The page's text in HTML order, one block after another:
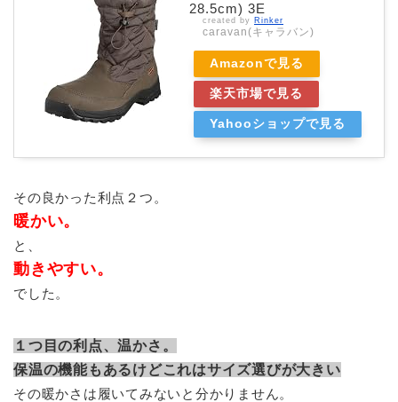
28.5cm) 3E
created by Rinker
caravan(キャラバン)
Amazonで見る
楽天市場で見る
Yahooショップで見る
その良かった利点２つ。
暖かい。
と、
動きやすい。
でした。
１つ目の利点、温かさ。
保温の機能もあるけどこれはサイズ選びが大きい
その暖かさは履いてみないと分かりません。